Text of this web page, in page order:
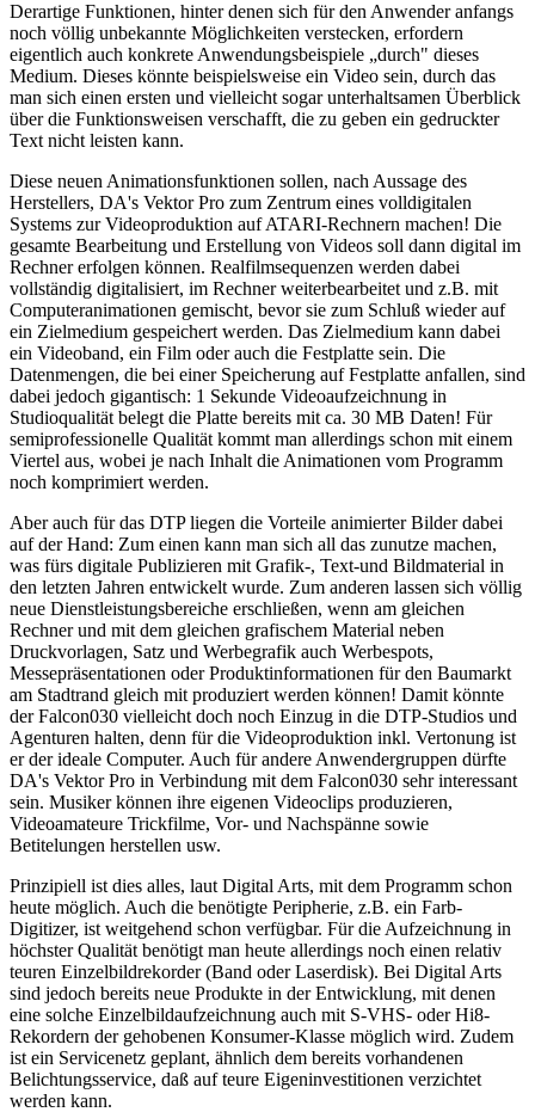
Derartige Funktionen, hinter denen sich für den Anwender anfangs
noch völlig unbekannte Möglichkeiten verstecken, erfordern
eigentlich auch konkrete Anwendungsbeispiele „durch" dieses
Medium. Dieses könnte beispielsweise ein Video sein, durch das
man sich einen ersten und vielleicht sogar unterhaltsamen Überblick
über die Funktionsweisen verschafft, die zu geben ein gedruckter
Text nicht leisten kann.
Diese neuen Animationsfunktionen sollen, nach Aussage des
Herstellers, DA's Vektor Pro zum Zentrum eines volldigitalen
Systems zur Videoproduktion auf ATARI-Rechnern machen! Die
gesamte Bearbeitung und Erstellung von Videos soll dann digital im
Rechner erfolgen können. Realfilmsequenzen werden dabei
vollständig digitalisiert, im Rechner weiterbearbeitet und z.B. mit
Computeranimationen gemischt, bevor sie zum Schluß wieder auf
ein Zielmedium gespeichert werden. Das Zielmedium kann dabei
ein Videoband, ein Film oder auch die Festplatte sein. Die
Datenmengen, die bei einer Speicherung auf Festplatte anfallen, sind
dabei jedoch gigantisch: 1 Sekunde Videoaufzeichnung in
Studioqualität belegt die Platte bereits mit ca. 30 MB Daten! Für
semiprofessionelle Qualität kommt man allerdings schon mit einem
Viertel aus, wobei je nach Inhalt die Animationen vom Programm
noch komprimiert werden.
Aber auch für das DTP liegen die Vorteile animierter Bilder dabei
auf der Hand: Zum einen kann man sich all das zunutze machen,
was fürs digitale Publizieren mit Grafik-, Text-und Bildmaterial in
den letzten Jahren entwickelt wurde. Zum anderen lassen sich völlig
neue Dienstleistungsbereiche erschließen, wenn am gleichen
Rechner und mit dem gleichen grafischem Material neben
Druckvorlagen, Satz und Werbegrafik auch Werbespots,
Messepräsentationen oder Produktinformationen für den Baumarkt
am Stadtrand gleich mit produziert werden können! Damit könnte
der Falcon030 vielleicht doch noch Einzug in die DTP-Studios und
Agenturen halten, denn für die Videoproduktion inkl. Vertonung ist
er der ideale Computer. Auch für andere Anwendergruppen dürfte
DA's Vektor Pro in Verbindung mit dem Falcon030 sehr interessant
sein. Musiker können ihre eigenen Videoclips produzieren,
Videoamateure Trickfilme, Vor- und Nachspänne sowie
Betitelungen herstellen usw.
Prinzipiell ist dies alles, laut Digital Arts, mit dem Programm schon
heute möglich. Auch die benötigte Peripherie, z.B. ein Farb-
Digitizer, ist weitgehend schon verfügbar. Für die Aufzeichnung in
höchster Qualität benötigt man heute allerdings noch einen relativ
teuren Einzelbildrekorder (Band oder Laserdisk). Bei Digital Arts
sind jedoch bereits neue Produkte in der Entwicklung, mit denen
eine solche Einzelbildaufzeichnung auch mit S-VHS- oder Hi8-
Rekordern der gehobenen Konsumer-Klasse möglich wird. Zudem
ist ein Servicenetz geplant, ähnlich dem bereits vorhandenen
Belichtungsservice, daß auf teure Eigeninvestitionen verzichtet
werden kann.